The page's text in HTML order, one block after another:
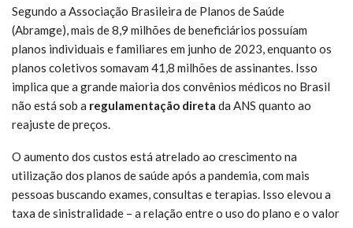
Segundo a Associação Brasileira de Planos de Saúde
(Abramge), mais de 8,9 milhões de beneficiários possuíam
planos individuais e familiares em junho de 2023, enquanto os
planos coletivos somavam 41,8 milhões de assinantes. Isso
implica que a grande maioria dos convênios médicos no Brasil
não está sob a regulamentação direta da ANS quanto ao
reajuste de preços.
O aumento dos custos está atrelado ao crescimento na
utilização dos planos de saúde após a pandemia, com mais
pessoas buscando exames, consultas e terapias. Isso elevou a
taxa de sinistralidade – a relação entre o uso do plano e o valor